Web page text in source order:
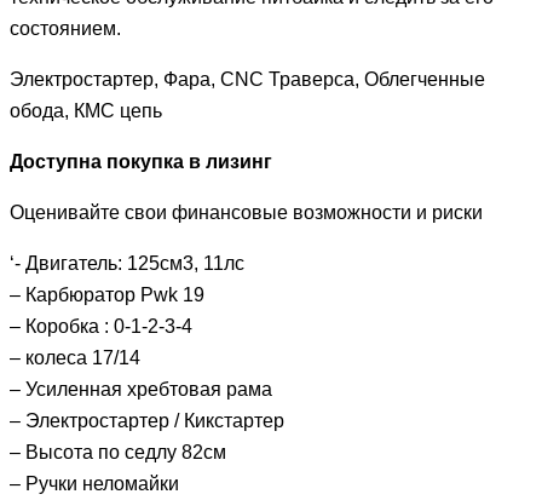
состоянием.
Электростартер, Фара, CNC Траверса, Облегченные
обода, КМС цепь
Доступна покупка в лизинг
Оценивайте свои финансовые возможности и риски
‘- Двигатель: 125см3, 11лс
– Карбюратор Рwk 19
– Коробка : 0-1-2-3-4
– колеса 17/14
– Усиленная хребтовая рама
– Электростартер / Кикстартер
– Высота по седлу 82см
– Ручки неломайки